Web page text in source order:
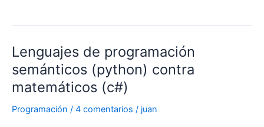
y
la
influencia
de
github
Lenguajes de programación
semánticos (python) contra
matemáticos (c#)
Programación / 4 comentarios / juan